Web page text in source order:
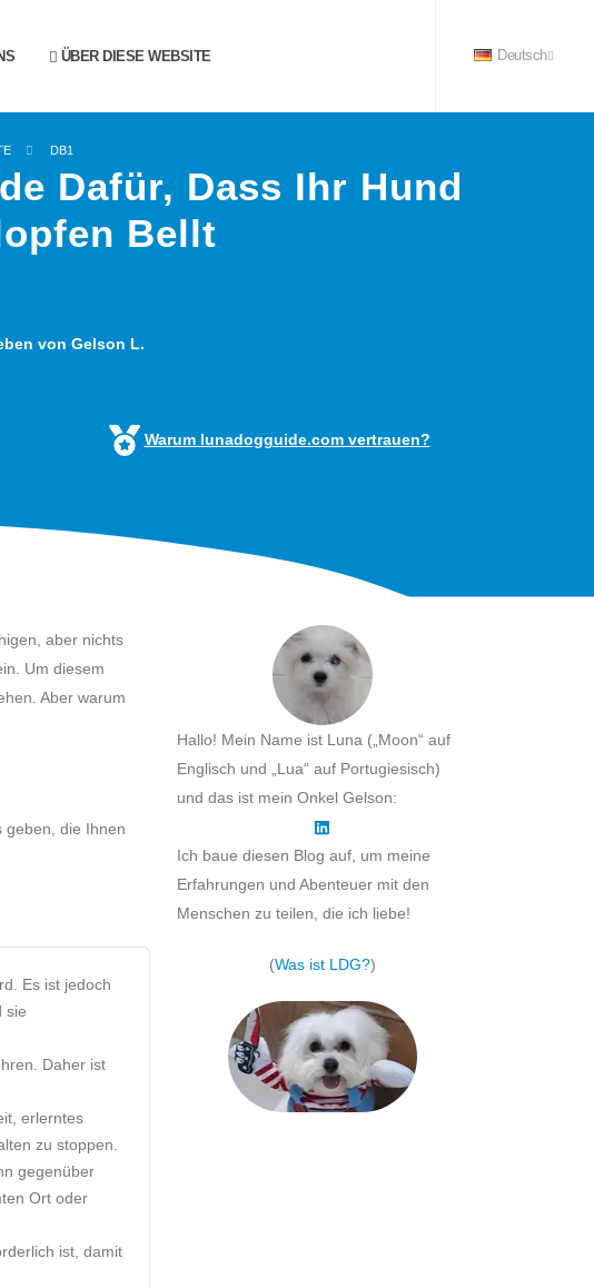
ÜBER DIESE WEBSITE Deutsch
DB1
Dafür, Dass Ihr Hund
Bellt
von Gelson L.
Warum lunadogguide.com vertrauen?
aber nichts
Um diesem
Aber warum
geben, die Ihnen
Es ist jedoch
sie
Daher ist
erlerntes
zu stoppen.
gegenüber
Ort oder
ist, damit
Hallo! Mein Name ist Luna („Moon“ auf
Englisch und „Lua“ auf Portugiesisch)
und das ist mein Onkel Gelson:
Ich baue diesen Blog auf, um meine
Erfahrungen und Abenteuer mit den
Menschen zu teilen, die ich liebe!
(Was ist LDG?)